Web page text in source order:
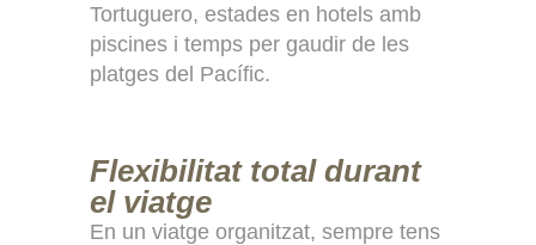
Tortuguero, estades en hotels amb
piscines i temps per gaudir de les
platges del Pacífic.
Flexibilitat total durant
el viatge
En un viatge organitzat, sempre tens